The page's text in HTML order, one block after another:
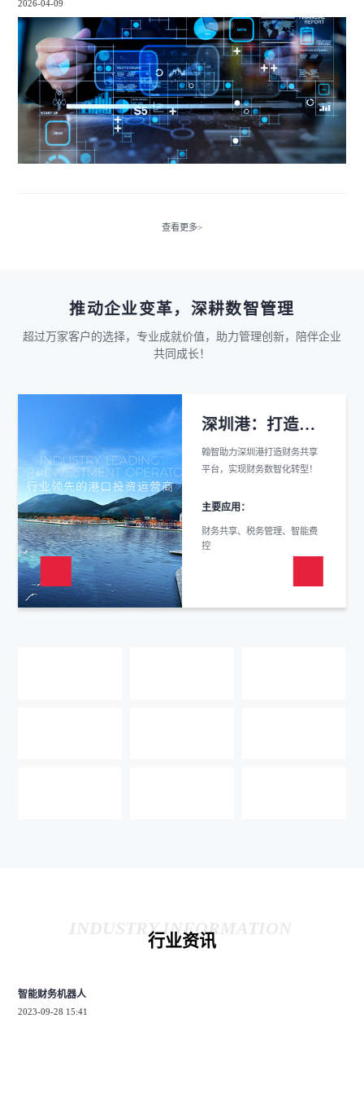
2026-04-09
查看更多>
推动企业变革，深耕数智管理
超过万家客户的选择，专业成就价值，助力管理创新，陪伴企业
共同成长！
深圳港：打造财务共享平台，实现财务数智化转型！
翰智助力深圳港打造财务共享
平台，实现财务数智化转型！
主要应用：
财务共享、税务管理、智能费
控
INDUSTRY INFORMATION
行业资讯
智能财务机器人
2023-09-28 15:41